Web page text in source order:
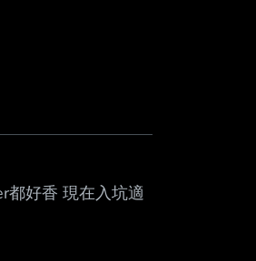
都好香 現在入坑適